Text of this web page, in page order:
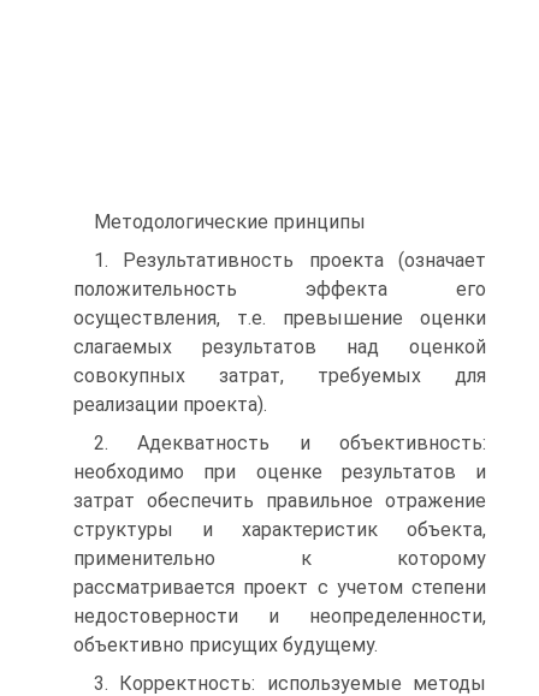
Методологические принципы
1. Результативность проекта (означает
положительность эффекта его
осуществления, т.е. превышение оценки
слагаемых результатов над оценкой
совокупных затрат, требуемых для
реализации проекта).
2. Адекватность и объективность:
необходимо при оценке результатов и
затрат обеспечить правильное отражение
структуры и характеристик объекта,
применительно к которому
рассматривается проект с учетом степени
недостоверности и неопределенности,
объективно присущих будущему.
3. Корректность: используемые методы